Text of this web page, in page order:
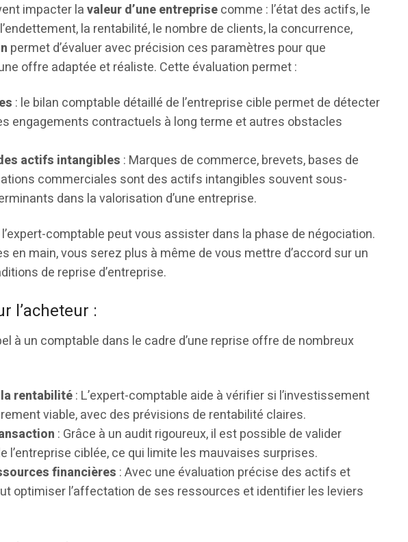
impacter lavaleur d’une entreprisecomme : l’état des actifs, le
la rentabilité, le nombre de clients, la concurrence,
permet d’évaluer avec précision ces paramètres pour que
offre adaptée et réaliste. Cette évaluation permet :
: le bilan comptable détaillé de l’entreprise cible permet de détecter
engagements contractuels à long terme et autres obstacles
actifs intangibles : Marques de commerce, brevets, bases de
commerciales sont des actifs intangibles souvent sous-
dans la valorisation d’une entreprise.
comptable peut vous assister dans la phase de négociation.
en main, vous serez plus à même de vous mettre d’accord sur un
de reprise d’entreprise.
l’acheteur :
à un comptable dans le cadre d’une reprise offre de nombreux
rentabilité: L’expert-comptable aide à vérifier si l’investissement
viable, avec des prévisions de rentabilité claires.
: Grâce à un audit rigoureux, il est possible de valider
l’entreprise ciblée, ce qui limite les mauvaises surprises.
financières : Avec une évaluation précise des actifs et
optimiser l’affectation de ses ressources et identifier les leviers